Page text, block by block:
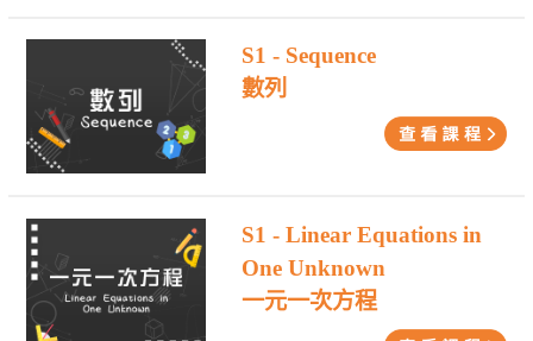
S1 - Sequence
數列
S1 - Linear Equations in
One Unknown
一元一次方程